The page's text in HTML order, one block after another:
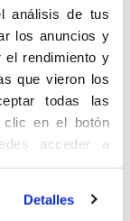
análisis de tus
los anuncios y
el rendimiento y
que vieron los
todas las
clic en el botón
acceder a
preferencias
puedes
Detalles